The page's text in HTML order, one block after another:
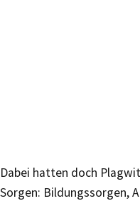
Dabei hatten doch
Sorgen: Bildungssorgen,